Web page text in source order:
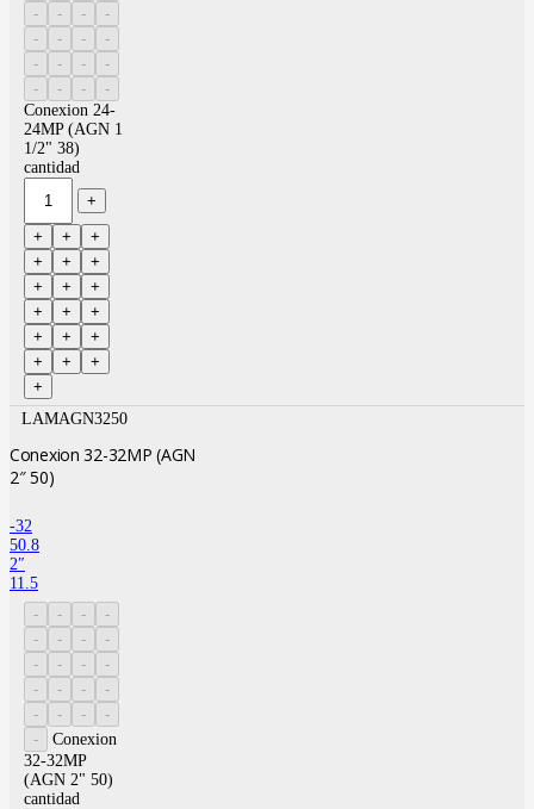
Conexion 24-
24MP (AGN 1
1/2" 38)
cantidad
LAMAGN3250
Conexion 32-32MP (AGN
2″ 50)
-32
50.8
2″
11.5
Conexion
32-32MP
(AGN 2" 50)
cantidad